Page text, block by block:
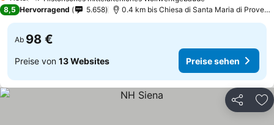
1 Sterne
8,5 Hervorragend 5.658 0.4 km bis Chiesa di Santa Maria di
Ab 98 €
Preise von 13 Websites Preise sehen
Teilen